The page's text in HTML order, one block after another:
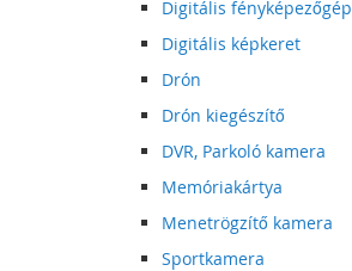
Digitális fényképezőgép
Digitális képkeret
Drón
Drón kiegészítő
DVR, Parkoló kamera
Memóriakártya
Menetrögzítő kamera
Sportkamera